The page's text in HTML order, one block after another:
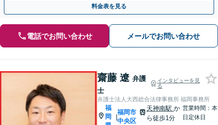
料金表を見る
電話でお問い合わせ メールでお問い合わせ
齋藤 遼 弁護
士
インタビューを見
る
弁護士法人大西総合法律事務所 福岡事務所
福
岡
|
福岡市
中央区
天神南駅か
ら徒歩1分
営業時間：本
日定休日